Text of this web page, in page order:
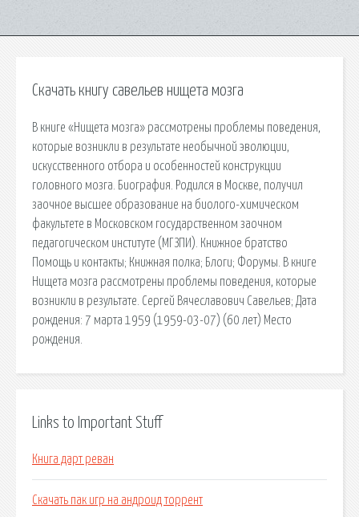
Скачать книгу савельев нищета мозга
В книге «Нищета мозга» рассмотрены проблемы поведения,
которые возникли в результате необычной эволюции,
искусственного отбора и особенностей конструкции
головного мозга. Биография. Родился в Москве, получил
заочное высшее образование на биолого-химическом
факультете в Московском государственном заочном
педагогическом институте (МГЗПИ). Книжное братство
Помощь и контакты; Книжная полка; Блоги; Форумы. В книге
Нищета мозга рассмотрены проблемы поведения, которые
возникли в результате. Сергей Вячеславович Савельев; Дата
рождения: 7 марта 1959 (1959-03-07) (60 лет) Место
рождения.
Links to Important Stuff
Книга дарт реван
Скачать пак игр на андроид торрент